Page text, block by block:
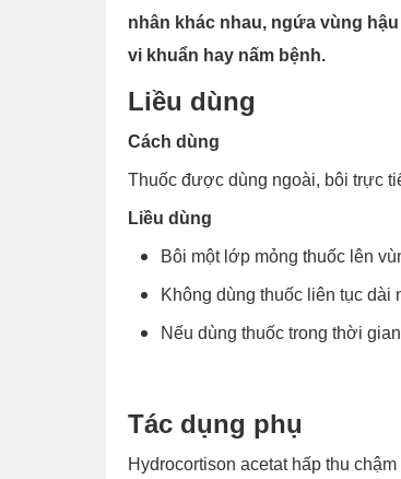
nhân khác nhau, ngứa vùng
vi khuẩn hay nấm bệnh.
Liều dùng
Cách dùng
Thuốc được dùng ngoài, bôi trực
Liều dùng
Bôi một lớp mỏng thuốc lên
Không dùng thuốc liên tục dài
Nếu dùng thuốc trong thời
Tác dụng phụ
Hydrocortison acetat hấp thu